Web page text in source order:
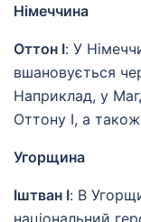
Німеччина
Оттон I: У
вшановується
Наприклад, у
Оттону I, а також
Угорщина
Іштван I: В
національний